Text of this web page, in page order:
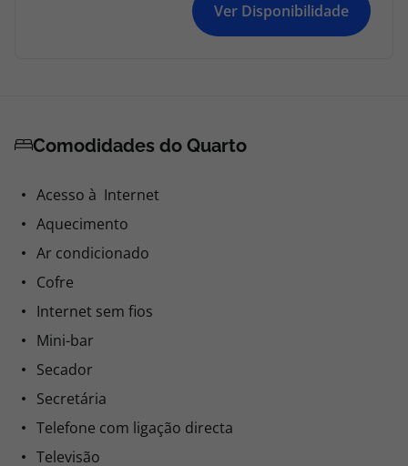
Ver Disponibilidade
Comodidades do Quarto
Acesso à Internet
Aquecimento
Ar condicionado
Cofre
Internet sem fios
Mini-bar
Secador
Secretária
Telefone com ligação directa
Televisão